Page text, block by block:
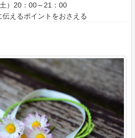
）20：00～21：00
えるポイントをおさえる